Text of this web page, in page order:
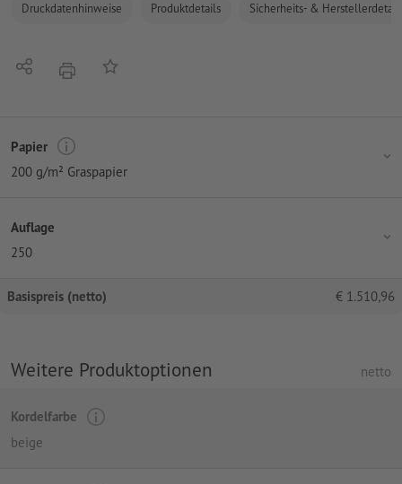
Druckdatenhinweise Produktdetails Sicherheits- &
Teilen DruckenAuf die Merkliste
Papier
200 g/m² Graspapier
Auflage
250
Basispreis (netto) € 1.510,96
Weitere Produktoptionen netto
Kordelfarbe
beige